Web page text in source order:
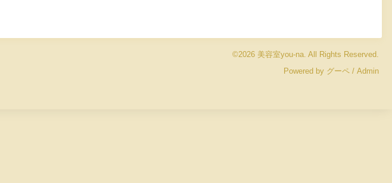
©2026 美容室you-na. All Rights Reserved.
Powered by グーペ / Admin